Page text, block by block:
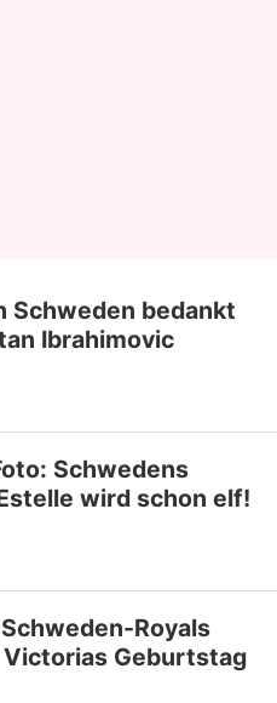
Schweden bedankt
Ibrahimovic
Schwedens
wird schon elf!
Royals
Geburtstag